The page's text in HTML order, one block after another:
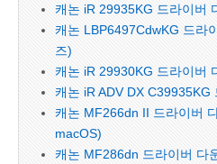
캐논 iR 29935KG 드라이버
캐논 LBP6497CdwKG 드라
즈)
캐논 iR 29930KG 드라이버
캐논 iR ADV DX C39935KG
캐논 MF266dn II 드라이버
macOS)
캐논 MF286dn 드라이버 다